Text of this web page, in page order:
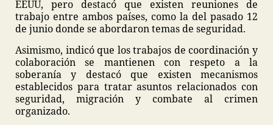
EEUU, pero destacó que existen reuniones de
trabajo entre ambos países, como la del pasado 12
de junio donde se abordaron temas de seguridad.
Asimismo, indicó que los trabajos de coordinación y
colaboración se mantienen con respeto a la
soberanía y destacó que existen mecanismos
establecidos para tratar asuntos relacionados con
seguridad, migración y combate al crimen
organizado.